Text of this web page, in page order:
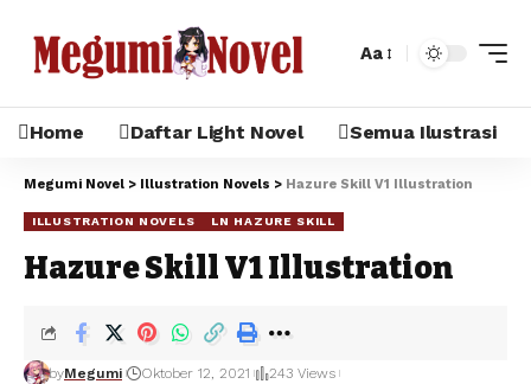
Aa
Home Daftar Light Novel Semua Ilustrasi
Megumi Novel > Illustration Novels > Hazure Skill V1 Illustration
ILLUSTRATION NOVELS LN HAZURE SKILL
Hazure Skill V1 Illustration
byMegumi Oktober 12, 2021 243 Views